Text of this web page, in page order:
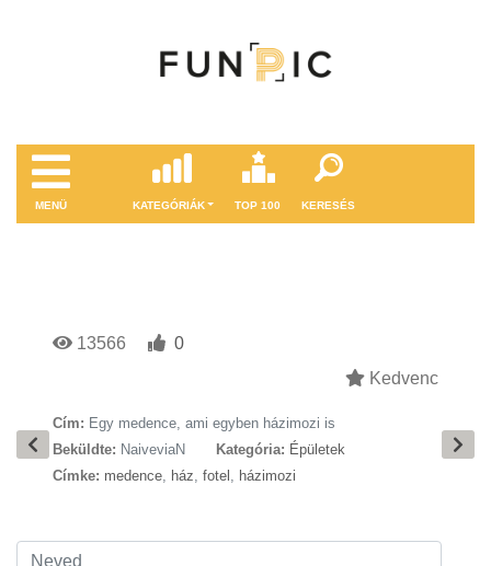
MENÜ KATEGÓRIÁK TOP 100 KERESÉS
13566
0
Kedvenc
Cím: Egy medence, ami egyben házimozi is
Beküldte: NaiveviaN Kategória: Épületek
Címke: medence, ház, fotel , házimozi